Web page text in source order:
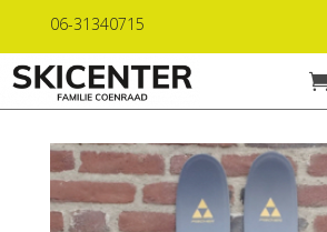
06-31340715